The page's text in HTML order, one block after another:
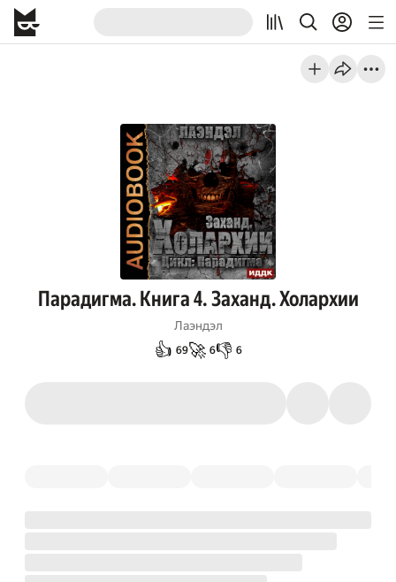
Парадигма. Книга 4. Заханд. Холархии
Лаэндэл
👍 69🚀 6👎 6